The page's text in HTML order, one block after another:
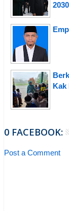
2030
Kak
0 FACEBOOK:
Post a Comment